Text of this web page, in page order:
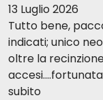
13 Luglio 2026
Tutto bene,
indicati; unico
oltre la
subito